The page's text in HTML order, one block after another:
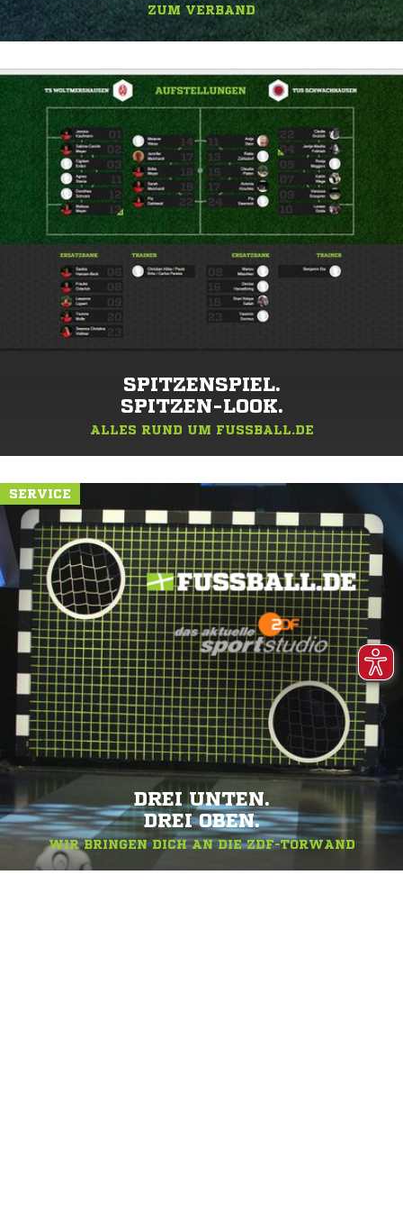
ZUM VERBAND
SPITZENSPIEL.
SPITZEN-LOOK.
ALLES RUND UM FUSSBALL.DE
SERVICE
DREI UNTEN.
DREI OBEN.
WIR BRINGEN DICH AN DIE ZDF-TORWAND